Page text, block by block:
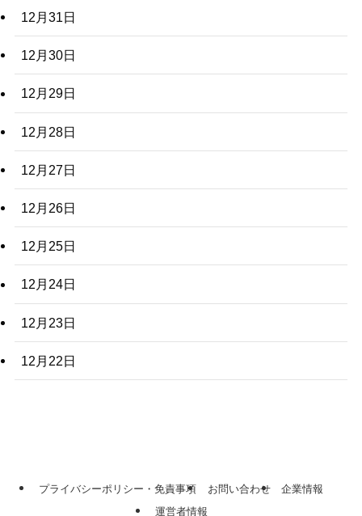
12月31日
12月30日
12月29日
12月28日
12月27日
12月26日
12月25日
12月24日
12月23日
12月22日
プライバシーポリシー・免責事項 お問い合わせ
企業情報
運営者情報